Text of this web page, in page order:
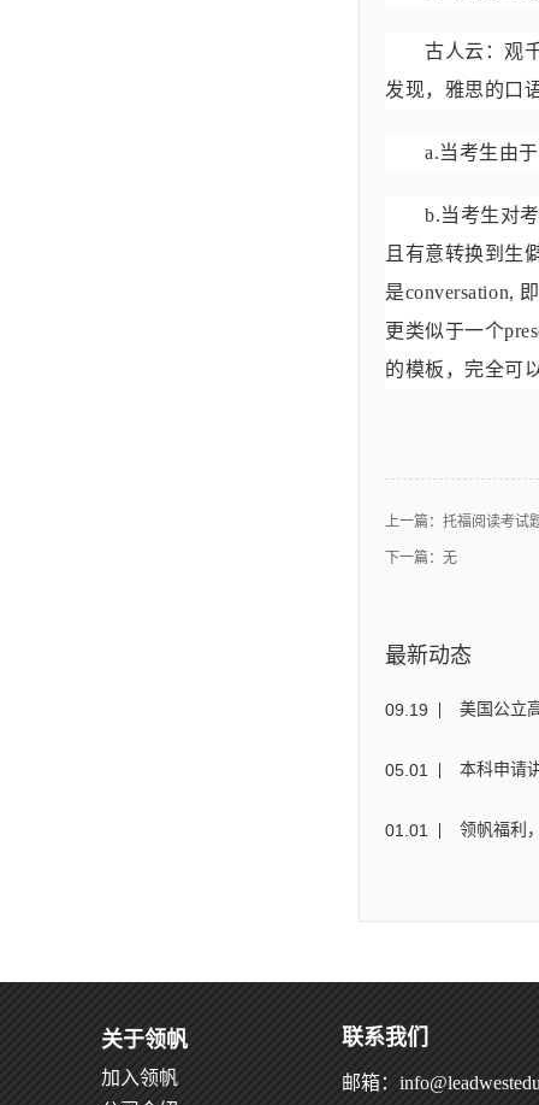
古人云：观千
发现，雅思的口
a.当考生由于
b.当考生对考
且有意转换到生
是conversation,
更类似于一个
的模板，完全可
上一篇： 托福阅读考试
下一篇：无
最新动态
09 19 美国公立
05 01 本科申请
01 01 领帆福利
关于领帆
加入领帆
联系我们
邮箱：